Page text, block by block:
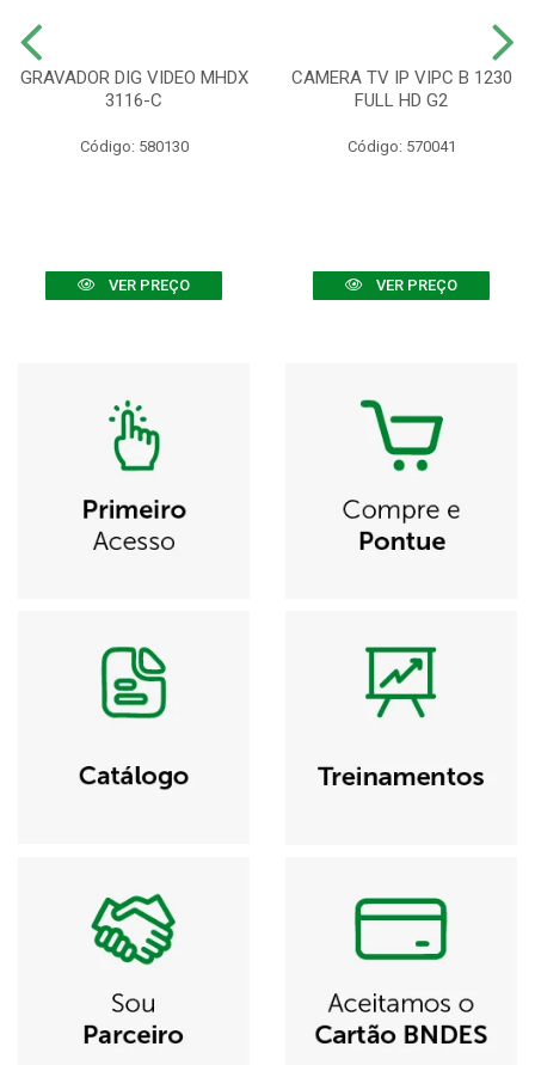
GRAVADOR DIG VIDEO MHDX
3116-C
Código: 580130
VER PREÇO
CAMERA TV IP VIPC B 1230
FULL HD G2
Código: 570041
VER PREÇO